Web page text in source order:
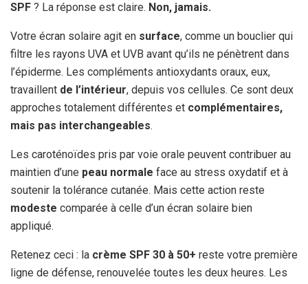
SPF ? La réponse est claire. Non, jamais.
Votre écran solaire agit en surface, comme un bouclier qui
filtre les rayons UVA et UVB avant qu’ils ne pénètrent dans
l’épiderme. Les compléments antioxydants oraux, eux,
travaillent de l’intérieur, depuis vos cellules. Ce sont deux
approches totalement différentes et complémentaires,
mais pas interchangeables.
Les caroténoïdes pris par voie orale peuvent contribuer au
maintien d’une peau normale face au stress oxydatif et à
soutenir la tolérance cutanée. Mais cette action reste
modeste comparée à celle d’un écran solaire bien
appliqué.
Retenez ceci : la crème SPF 30 à 50+ reste votre première
ligne de défense, renouvelée toutes les deux heures. Les